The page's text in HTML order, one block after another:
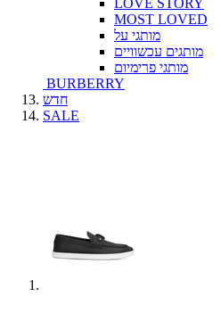
MOST LOVED
מותגי על
מותגים עכשוויים
מותגי פרימיום
BURBERRY
חדש
SALE